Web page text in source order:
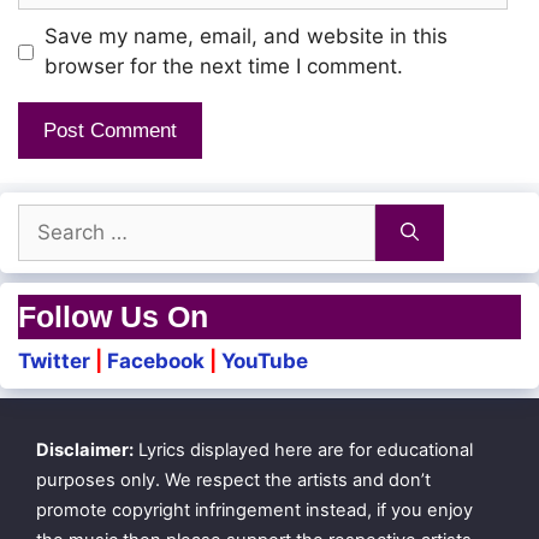
Minnalu Minnalu
Minnalu Minnalu Veerandda…
Villana Ellam
Veluthu Vanga Poraa Naan
Neerum Nerupum Ivan Daaee
Ivan Daaee… Ivan Daaee…
Harshla Sutthum Cowboy…
Cowboy… Cowboy…
Save my name, email, and website in this
browser for the next time I comment.
Search
for:
Follow Us On
Twitter Facebook YouTube
Disclaimer: Lyrics displayed here are for educational
purposes only. We respect the artists and don’t
promote copyright infringement instead, if you enjoy